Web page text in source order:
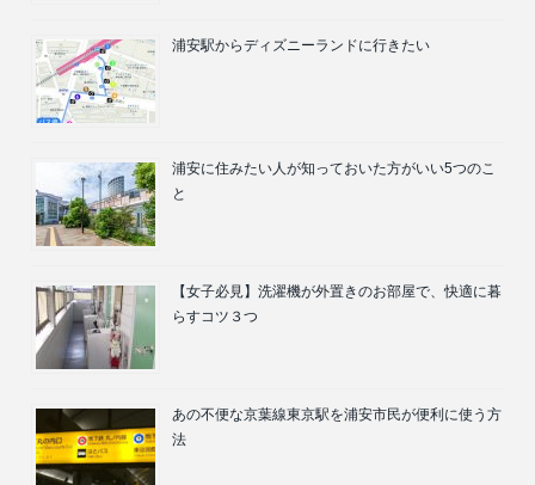
浦安駅からディズニーランドに行きたい
浦安に住みたい人が知っておいた方がいい5つのこ
と
【女子必見】洗濯機が外置きのお部屋で、快適に暮
らすコツ３つ
あの不便な京葉線東京駅を浦安市民が便利に使う方
法